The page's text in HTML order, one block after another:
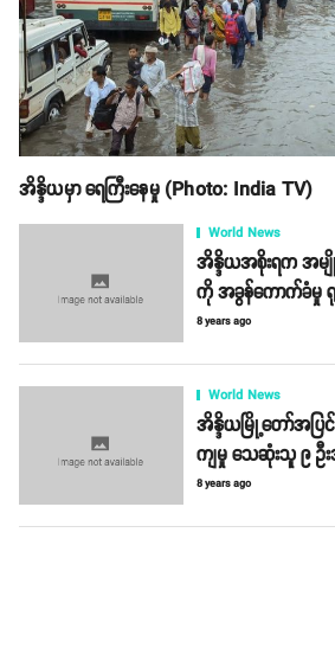
အိန္ဒိယမှာ ရေကြီးနေမှု (Photo: India TV)
World News
အိန္ဒိယအစိုးရက အမ
ကို အခွန်ကောက်ခံမှု
8 years ago
World News
အိန္ဒိယမြို့တော်အပ
ကျမှု သေဆုံးသူ ၉
8 years ago